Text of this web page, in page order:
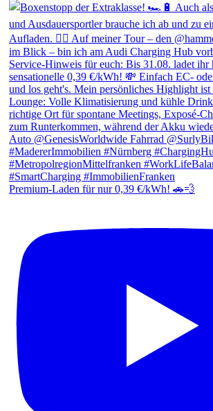
Premium-Laden für nur 0,39 €/kWh! 🚗💨